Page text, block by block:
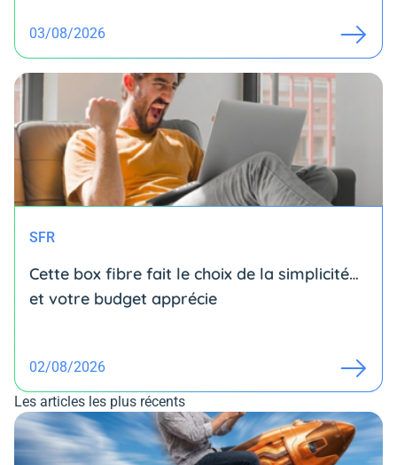
03/08/2026
SFR
Cette box fibre fait le choix de la simplicité…
et votre budget apprécie
02/08/2026
Les articles les plus récents